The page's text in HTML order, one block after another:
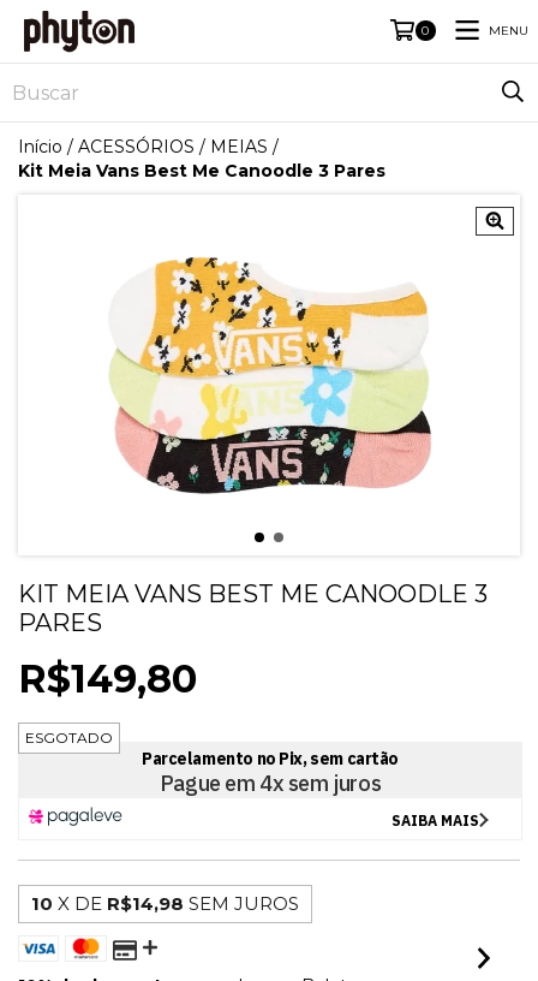
0 MENU
Início / ACESSÓRIOS / MEIAS /
Kit Meia Vans Best Me Canoodle 3 Pares
KIT MEIA VANS BEST ME CANOODLE 3
PARES
R$149,80
ESGOTADO
10 X DE R$14,98 SEM JUROS